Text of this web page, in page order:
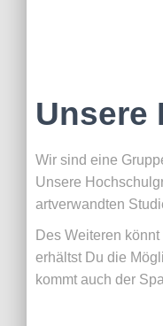
Unsere
Wir sind eine
Unsere
artverwandten
Des Weiteren
erhältst Du die
kommt auch der